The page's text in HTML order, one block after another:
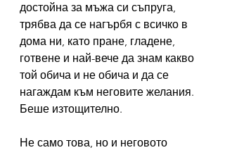
достойна за мъжа си съпруга,
трябва да се нагърбя с всичко в
дома ни, като пране, гладене,
готвене и най-вече да знам какво
той обича и не обича и да се
нагаждам към неговите желания.
Беше изтощително.
Не само това, но и неговото